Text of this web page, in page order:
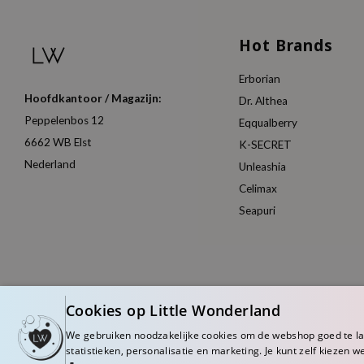
Hoofdkantoor / Magazijn:
Peppelenbos 12
6662 WB Elst
Nederland
Hot Brands
Erborian
Dr. Althea
Eqqualberry
K-SECRET
Unleashia
Celimax
Seapuri
Cookies op Little Wonderland
We gebruiken noodzakelijke cookies om de webshop goed
statistieken, personalisatie en marketing. Je kunt zelf kiezen